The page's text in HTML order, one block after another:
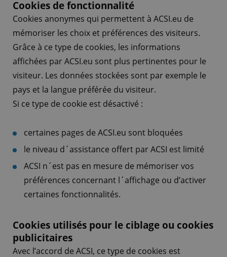
Cookies de fonctionnalité
Cookies anonymes qui permettent à ACSI.eu de
mémoriser les choix et préférences des visiteurs.
Grâce à ce type de cookies, les informations
affichées par ACSI.eu sont plus pertinentes pour le
visiteur. Les données stockées sont par exemple le
pays et la langue préférée du visiteur.
Si ce type de cookie est désactivé :
certaines pages de ACSI.eu sont bloquées
le niveau d´assistance offert par ACSI est limité
ACSI n´est pas en mesure de mémoriser vos
préférences concernant l´affichage ou d’activer
certaines fonctionnalités.
Cookies utilisés pour le ciblage ou cookies
publicitaires
Avec l’accord de ACSI, ce type de cookies est